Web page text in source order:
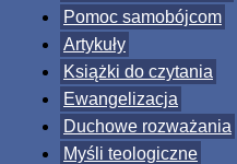
Pomoc samobójcom
Artykuły
Książki do czytania
Ewangelizacja
Duchowe rozważania
Myśli teologiczne